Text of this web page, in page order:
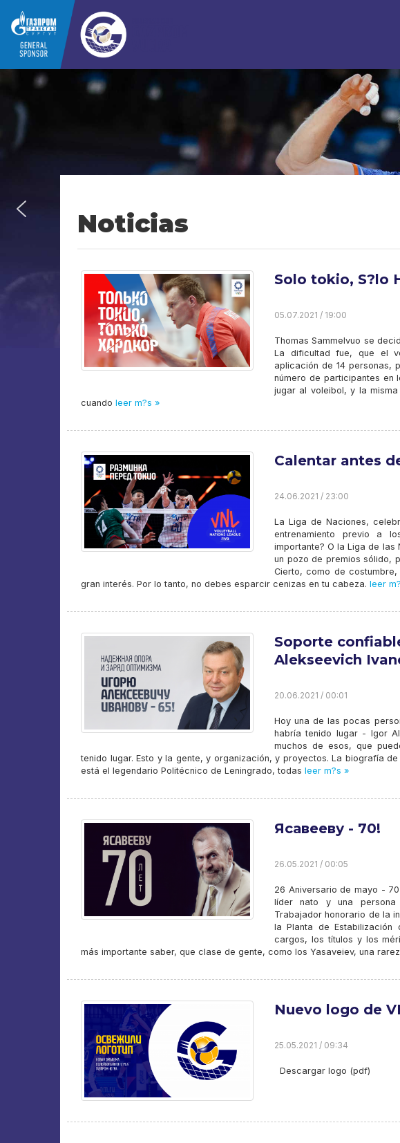
Noticias
Solo tokio, S?lo
05.07.2021 / 19:00
Thomas Sammelvuo se
La dificultad fue, que el
aplicación de 14 personas,
número de participantes en
jugar al voleibol, y la
cuando leer m?s »
Calentar antes
24.06.2021 / 23:00
La Liga de Naciones,
entrenamiento previo a
importante? O la Liga de
un pozo de premios sólido,
Cierto, como de
gran interés. Por lo tanto, no debes esparcir cenizas en tu cabeza. leer
Soporte
Alekseevich
20.06.2021 / 00:01
Hoy una de las pocas
habría tenido lugar - Igor
muchos de esos, que
tenido lugar. Esto y la gente, y organización, y proyectos. La biografía
está el legendario Politécnico de Leningrado, todas leer m?s »
Ясавееву - 70!
26.05.2021 / 00:05
26 Aniversario de mayo -
líder nato y una persona
Trabajador honorario de la
la Planta de Estabilización
cargos, los títulos y los
más importante saber, que clase de gente, como los Yasaveiev, una
Nuevo logo de
25.05.2021 / 09:34
Descargar logo (pdf)